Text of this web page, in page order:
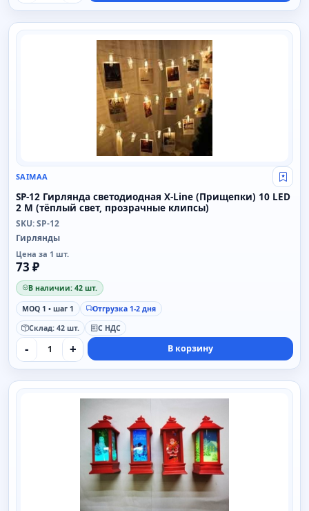
SAIMAA
SAIMAA Свой
SP-12 Гирлянда светодиодная X-Line (Прищепки) 10 LED
2 M (тёплый свет, прозрачные клипсы)
SKU: SP-12
Гирлянды
Цена за 1 шт.
73 ₽
В наличии: 42 шт.
MOQ 1 • шаг 1
Отгрузка 1-2 дня
Склад: 42 шт.
С НДС
- + В корзину
SAIMAA